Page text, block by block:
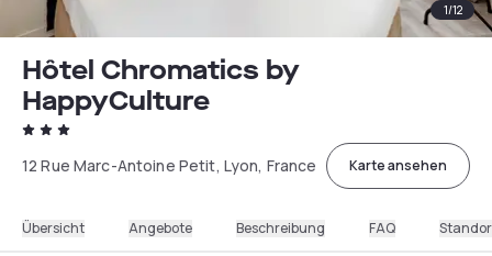
1/12
Hôtel Chromatics by
HappyCulture
12 Rue Marc-Antoine Petit, Lyon, France Karte ansehen
Übersicht Angebote Beschreibung FAQ